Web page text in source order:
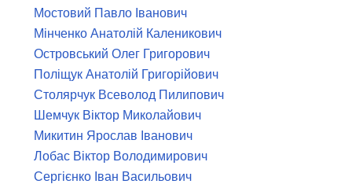
Мостовий Павло Іванович
Мінченко Анатолій Каленикович
Островський Олег Григорович
Поліщук Анатолій Григорійович
Столярчук Всеволод Пилипович
Шемчук Віктор Миколайович
Микитин Ярослав Іванович
Лобас Віктор Володимирович
Сергієнко Іван Васильович